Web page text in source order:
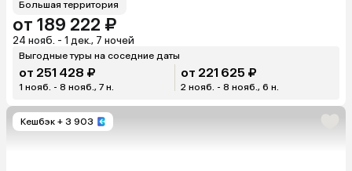
Большая территория
от 189 222 ₽
24 нояб. - 1 дек., 7 ночей
Выгодные туры на соседние даты
от 251 428 ₽
1 нояб. - 8 нояб., 7 н.
от 221 625 ₽
2 нояб. - 8 нояб., 6 н.
Кешбэк + 3 903